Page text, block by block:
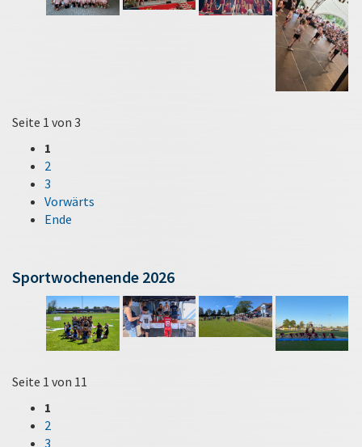
Seite 1 von 3
1
2
3
Vorwärts
Ende
Sportwochenende 2026
Seite 1 von 11
1
2
3